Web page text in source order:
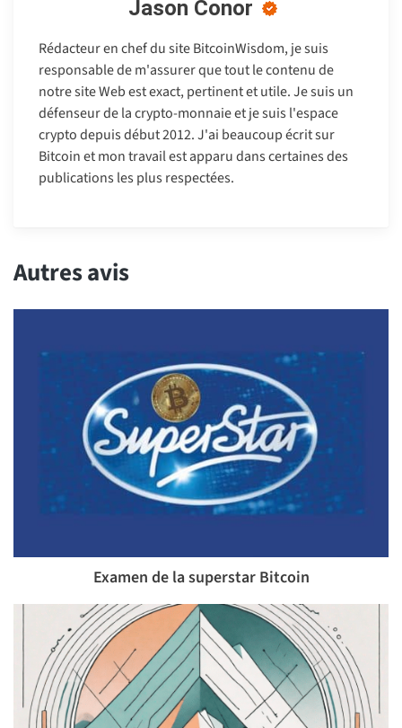
Jason Conor
Rédacteur en chef du site BitcoinWisdom, je suis
responsable de m'assurer que tout le contenu de
notre site Web est exact, pertinent et utile. Je suis un
défenseur de la crypto-monnaie et je suis l'espace
crypto depuis début 2012. J'ai beaucoup écrit sur
Bitcoin et mon travail est apparu dans certaines des
publications les plus respectées.
Autres avis
Examen de la superstar Bitcoin